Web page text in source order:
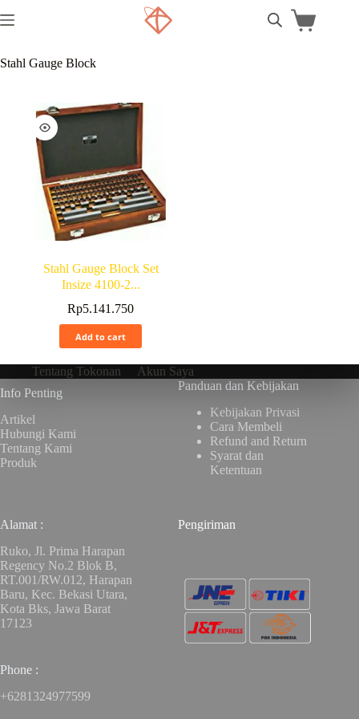
Stahl Gauge Block
Stahl Gauge Block Set
Insize 4100-2...
Rp5.141.750
Add to cart
Tentang Tokonan
Akun Saya
Info Penting
Artikel
Hubungi Kami
Tentang Kami
Produk
Panduan dan Kebijakan
Kebijakan Privasi
Cara Membeli
Refund and Return
Syarat dan
Ketentuan
Alamat :
Ruko, Jl. Prima Harapan
Regency No.2 Blok B,
RT.001/RW.012, Harapan
Baru, Kec. Bekasi Utara,
Kota Bks, Jawa Barat
17123
Phone :
+6281324977599
Pengiriman